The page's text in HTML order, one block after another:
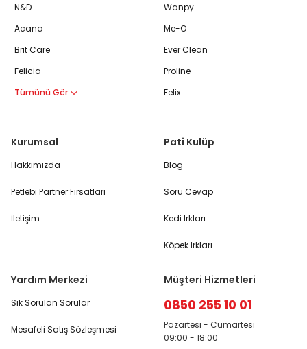
N&D
Acana
Brit Care
Felicia
Tümünü Gör
Wanpy
Me-O
Ever Clean
Proline
Felix
Kurumsal
Hakkımızda
Petlebi Partner Fırsatları
İletişim
Pati Kulüp
Blog
Soru Cevap
Kedi Irkları
Köpek Irkları
Yardım Merkezi
Sık Sorulan Sorular
Mesafeli Satış Sözleşmesi
Müşteri Hizmetleri
0850 255 10 01
Pazartesi - Cumartesi
09:00 - 18:00